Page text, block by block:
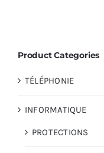
Product Categories
TÉLÉPHONIE
INFORMATIQUE
PROTECTIONS